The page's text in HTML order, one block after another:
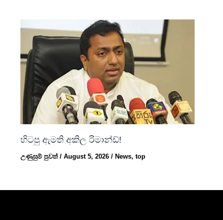
හිටපු ඇමති අකිල රිමාන්ඩ්!
උණුසුම් පුවත්/August 5, 2026/News,top